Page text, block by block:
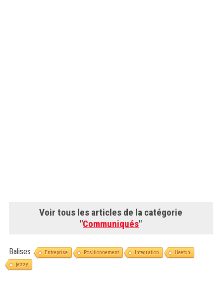
Voir tous les articles de la catégorie
"Communiqués"
Balises : Entreprise Positionnement Integration
Heetch
jezzy